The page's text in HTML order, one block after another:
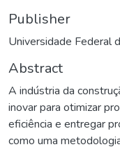
Publisher
Universidade Federal
Abstract
A indústria da
inovar para otimizar
eficiência e entregar
como uma